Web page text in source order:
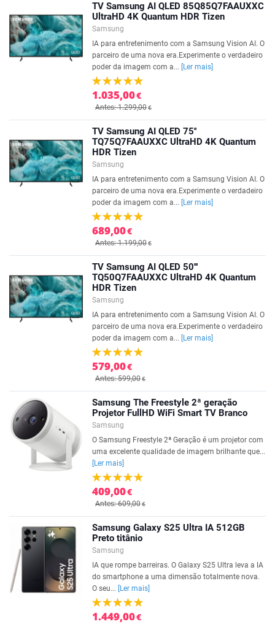
TV Samsung AI QLED 85Q85Q7FAAUXXC
UltraHD 4K Quantum HDR Tizen
Samsung
IA para entretenimento com a Samsung Vision AI. O
parceiro de uma nova era.Experimente o verdadeiro
poder da imagem com a...
[Ler mais]
1.035,00€
Antes: 1.299,00€
TV Samsung AI QLED 75''
TQ75Q7FAAUXXC UltraHD 4K Quantum
HDR Tizen
Samsung
IA para entretenimento com a Samsung Vision AI. O
parceiro de uma nova era.Experimente o verdadeiro
poder da imagem com a...
[Ler mais]
689,00€
Antes: 1.199,00€
TV Samsung AI QLED 50'''
TQ50Q7FAAUXXC UltraHD 4K Quantum
HDR Tizen
Samsung
IA para entretenimento com a Samsung Vision AI. O
parceiro de uma nova era.Experimente o verdadeiro
poder da imagem com a...
[Ler mais]
579,00€
Antes: 599,00€
Samsung The Freestyle 2ª geração
Projetor FullHD WiFi Smart TV Branco
Samsung
O Samsung Freestyle 2ª Geração é um projetor com
uma excelente qualidade de imagem brilhante que...
[Ler mais]
409,00€
Antes: 609,00€
Samsung Galaxy S25 Ultra IA 512GB
Preto titânio
Samsung
IA que rompe barreiras. O Galaxy S25 Ultra leva a IA
do smartphone a uma dimensão totalmente nova.
O seu...
[Ler mais]
1.449,00€